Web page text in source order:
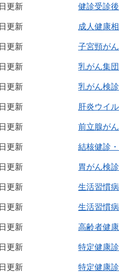
更新 健診受診
更新 成人健康
更新 子宮頸が
更新 乳がん集
更新 乳がん検診
更新 肝炎ウイ
更新 前立腺が
更新 結核健診
更新 胃がん検診
更新 生活習慣
更新 生活習慣
更新 高齢者健
更新 特定健康
更新 特定健康